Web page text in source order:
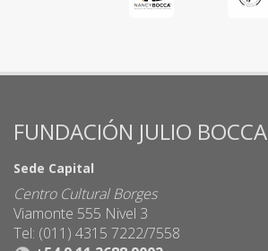
FUNDACIÓN JULIO BOCCA
Sede Capital
Centro Cultural Borges
Viamonte 555 Nivel 3
Tel: (011) 4315 7222/7558